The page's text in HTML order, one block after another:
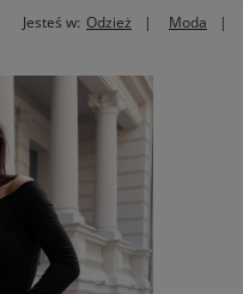
Jesteś w: Odzież Moda